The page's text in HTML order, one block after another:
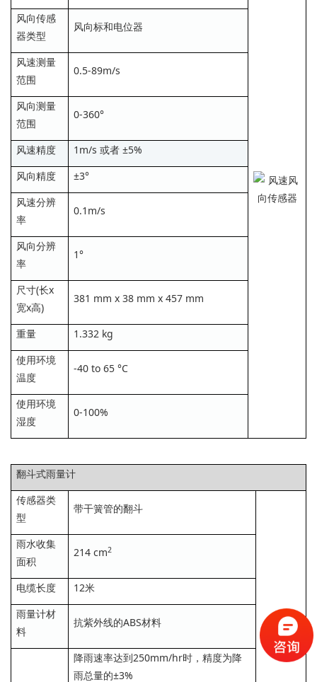
风向传感
器类型
风向标和电位器
风速测量
范围
0.5-89m/s
风向测量
范围
0-360°
风速精度
1m/s 或者 ±5%
风向精度
±3°
风速分辨
率
0.1m/s
风向分辨
率
1°
尺寸(长x
宽x高)
381 mm x 38 mm x 457 mm
重量
1.332 kg
使用环境
温度
-40 to 65 °C
使用环境
湿度
0-100%
翻斗式雨量计
传感器类
型
带干簧管的翻斗
雨水收集
面积
214 cm2
电缆长度
12米
雨量计材
料
抗紫外线的ABS材料
降雨速率达到250mm/hr时，精度为降
雨总量的±3%